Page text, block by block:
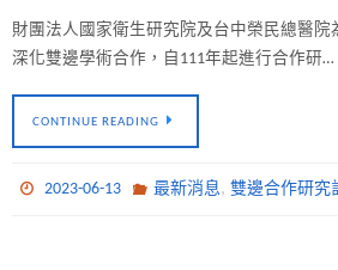
財團法人國家衛生研究院及台中榮民總醫院
深化雙邊學術合作，自111年起進行合作研…
CONTINUE READING
2023-06-13 最新消息, 雙邊合作研究